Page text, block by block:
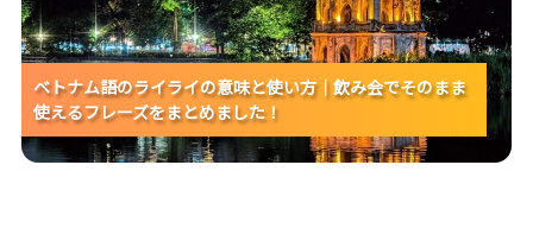
ベトナム語のライライの意味と使い方｜飲み会でそのまま
使えるフレーズをまとめました！
ベトナム語のライライの意味と使い方｜飲み会でそのまま
使えるフレーズをまとめました！
ベトナム語のライライの意味と使い方｜飲み会でそのまま
使えるフレーズをまとめました！